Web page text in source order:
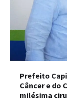
Prefeito
Câncer e do
milésima